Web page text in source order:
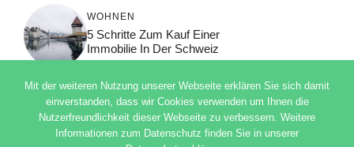
WOHNEN
5 Schritte Zum Kauf Einer
Immobilie In Der Schweiz
© 2026 ADSIMPLE
DATENSCHUTZERKLÄRUNG
Mit der weiteren Nutzung unserer Webseite erklären Sie sich damit
einverstanden, dass wir Cookies verwenden um Ihnen die
Nutzerfreundlichkeit dieser Webseite zu verbessern. Weitere
Informationen zum Datenschutz finden Sie in unserer